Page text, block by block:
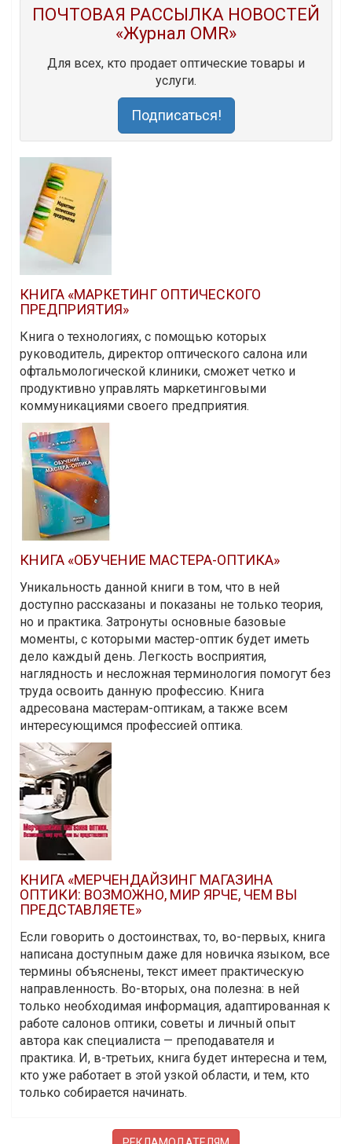
ПОЧТОВАЯ РАССЫЛКА НОВОСТЕЙ
«Журнал OMR»
Для всех, кто продает оптические товары и
услуги.
Подписаться!
КНИГА «МАРКЕТИНГ ОПТИЧЕСКОГО
ПРЕДПРИЯТИЯ»
Книга о технологиях, с помощью которых
руководитель, директор оптического салона или
офтальмологической клиники, сможет четко и
продуктивно управлять маркетинговыми
коммуникациями своего предприятия.
КНИГА «ОБУЧЕНИЕ МАСТЕРА-ОПТИКА»
Уникальность данной книги в том, что в ней
доступно рассказаны и показаны не только теория,
но и практика. Затронуты основные базовые
моменты, с которыми мастер-оптик будет иметь
дело каждый день. Легкость восприятия,
наглядность и несложная терминология помогут без
труда освоить данную профессию. Книга
адресована мастерам-оптикам, а также всем
интересующимся профессией оптика.
КНИГА «МЕРЧЕНДАЙЗИНГ МАГАЗИНА
ОПТИКИ: ВОЗМОЖНО, МИР ЯРЧЕ, ЧЕМ ВЫ
ПРЕДСТАВЛЯЕТЕ»
Если говорить о достоинствах, то, во-первых, книга
написана доступным даже для новичка языком, все
термины объяснены, текст имеет практическую
направленность. Во-вторых, она полезна: в ней
только необходимая информация, адаптированная к
работе салонов оптики, советы и личный опыт
автора как специалиста — преподавателя и
практика. И, в-третьих, книга будет интересна и тем,
кто уже работает в этой узкой области, и тем, кто
только собирается начинать.